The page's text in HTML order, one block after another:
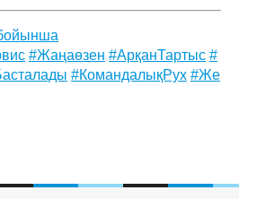
#Жаңаөзен #АрқанТартыс #
#КомандалықРух #Же